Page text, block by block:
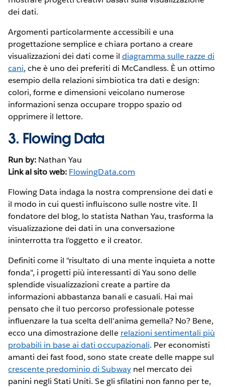
dei dati.
Argomenti particolarmente accessibili e una
progettazione semplice e chiara portano a creare
visualizzazioni dei dati come il diagramma sulle razze di
cani, che è uno dei preferiti di McCandless. È un ottimo
esempio della relazioni simbiotica tra dati e design:
colori, forme e dimensioni veicolano numerose
informazioni senza occupare troppo spazio od
opprimere il lettore.
3. Flowing Data
Run by: Nathan Yau
Link al sito web: FlowingData.com
Flowing Data indaga la nostra comprensione dei dati e
il modo in cui questi influiscono sulle nostre vite. Il
fondatore del blog, lo statista Nathan Yau, trasforma la
visualizzazione dei dati in una conversazione
ininterrotta tra l'oggetto e il creator.
Definiti come il "risultato di una mente inquieta a notte
fonda", i progetti più interessanti di Yau sono delle
splendide visualizzazioni create a partire da
informazioni abbastanza banali e casuali. Hai mai
pensato che il tuo percorso professionale potesse
influenzare la tua scelta dell'anima gemella? No? Bene,
ecco una dimostrazione delle relazioni sentimentali più
probabili in base ai dati occupazionali. Per economisti
amanti dei fast food, sono state create delle mappe sul
crescente predominio di Subwaynel mercato dei
panini negli Stati Uniti. Se gli sfilatini non fanno per te,